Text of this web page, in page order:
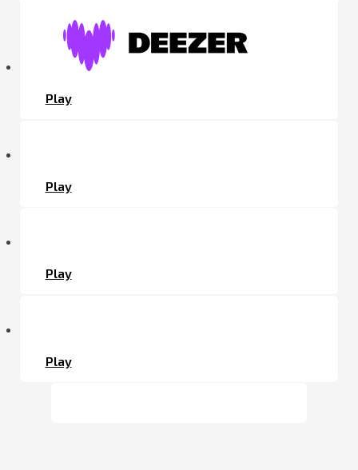
Play
Play
Play
Play